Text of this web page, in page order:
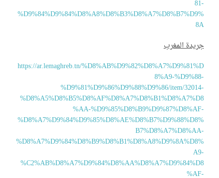
المغرب
https://ar.lemaghreb.tn/
8%A9-
%D9%81%D9%86%D9%88%D9%86/item/
%AA-